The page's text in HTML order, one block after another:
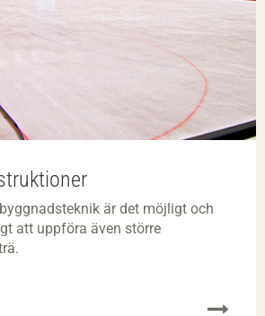
är det möjligt och
att uppföra även större